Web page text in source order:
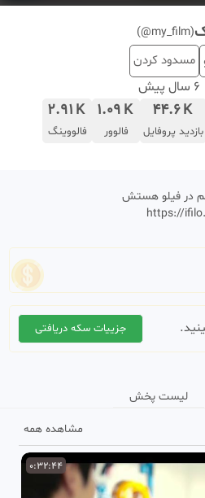
(my_film@)
مسدود کردن
6 سال پیش
44.6K
بازدید پروفایل
1.09 K
فالوور
2.91 K
فالووینگ
در فیلو هستش
جزییات سکه دریافتی
لیست پخش
مشاهده همه
0:32:44